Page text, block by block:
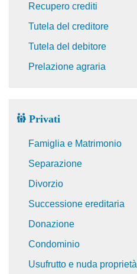
Recupero crediti
Tutela del creditore
Tutela del debitore
Prelazione agraria
Privati
Famiglia e Matrimonio
Separazione
Divorzio
Successione ereditaria
Donazione
Condominio
Usufrutto e nuda proprietà